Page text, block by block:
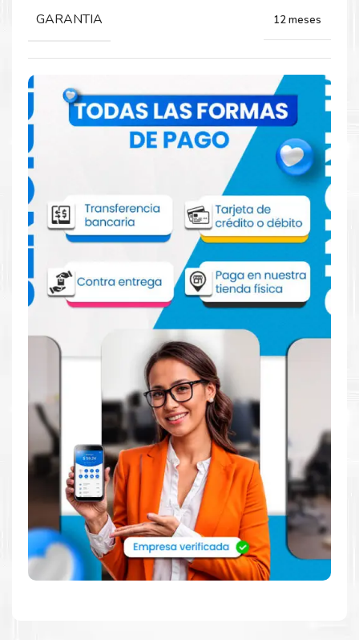
Comprar Toner Lexmark 74C4SC0 Cian
para impresora 720 725 621 622
Aprovecha nuestra experiencia y atención para adquirir tus
productos. Tenemos promociones todos los dias. Escríbenos o
visítanos hoy para encontrar la solución perfecta para tu
impresoraLexmark, como laToner Lexmark 74C4SC0 Cian
para impresora 720 725 621 622.
Dónde comprar Toner para impresora
720 725 621 622 en Lima o para provincia
Tienda autorizada porLexmark. Descubre la mejor manera de
abastecerte de
Toner Lexmark 74C4SC0 Cian para impresora
720 725 621 622. Ofrecemos una amplia selección de
productos originales que garantizan un rendimiento óptimo y
duradero para tus necesidades de impresión.
¿Qué hay en la caja?
Cartuchos deToner Lexmark 74C4SC0 Cianoriginal y Guía de
GARANTIA 12 meses